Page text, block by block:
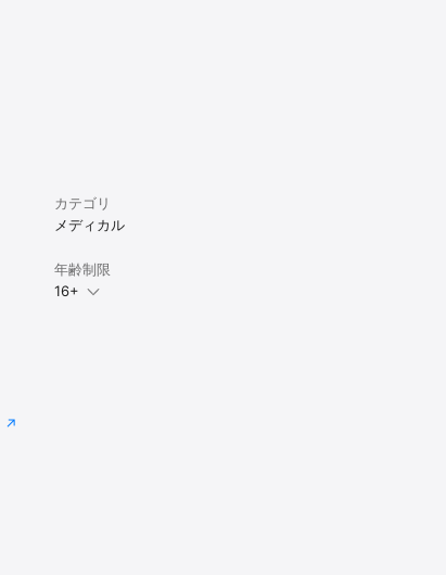
カテゴリ
メディカル
年齢制限
16+